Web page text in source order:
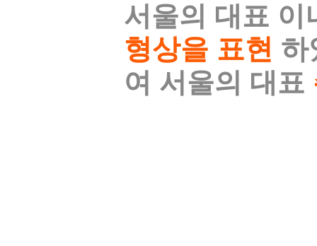
서울의 대표
형상을 표현 하
여 서울의 대표